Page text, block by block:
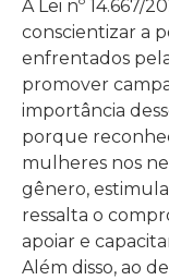
A Lei nº 14.667/
conscientizar a
enfrentados
promover
importância
porque
mulheres nos
gênero,
ressalta o
apoiar e
Além disso, ao